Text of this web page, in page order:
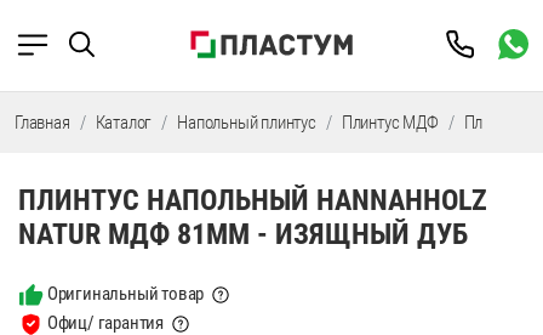
Главная Каталог Напольный плинтус Плинтус МДФ Плинтус
ПЛИНТУС НАПОЛЬНЫЙ HANNAHHOLZ
NATUR МДФ 81ММ - ИЗЯЩНЫЙ ДУБ
Оригинальный товар
Офиц/ гарантия